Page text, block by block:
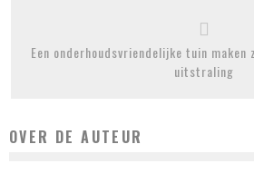
Een onderhoudsvriendelijke tuin maken
uitstraling
OVER DE AUTEUR